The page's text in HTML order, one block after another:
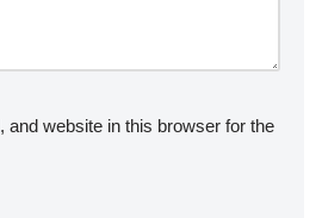
and website in this browser for the